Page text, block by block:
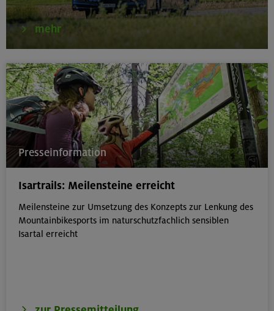
mehr
Presseinformation
Isartrails: Meilensteine erreicht
Meilensteine zur Umsetzung des Konzepts zur Lenkung des
Mountainbikesports im naturschutzfachlich sensiblen
Isartal erreicht